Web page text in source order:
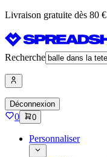
Livraison gratuite dès 80 €
Recherche
Déconnexion
0 0
Personnaliser